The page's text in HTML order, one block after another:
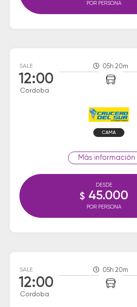
POR PERSONA
SALE
12:00
Cordoba
05h 20m
CAMA
información
DESDE
$ 45.000
POR PERSONA
SALE
12:00
Cordoba
05h 20m